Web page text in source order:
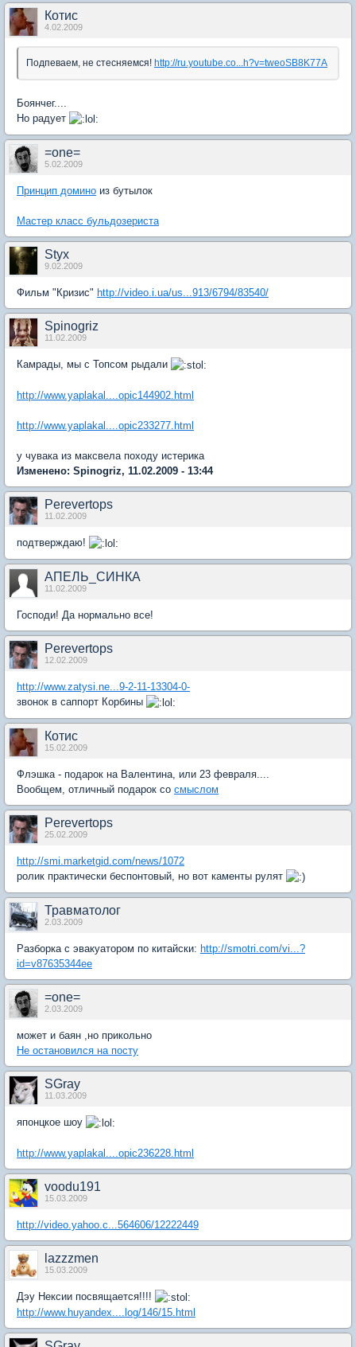
Котис
4.02.2009
Подпеваем, не стесняемся! http://ru.youtube.co...h?v=tweoSB8K77A
Боянчег....
Но радует
=one=
5.02.2009
Принцип домино из бутылок
Мастер класс бульдозериста
Styx
9.02.2009
Фильм "Кризис" http://video.i.ua/us...913/6794/83540/
Spinogriz
11.02.2009
Камрады, мы с Топсом рыдали
http://www.yaplakal....opic144902.html
http://www.yaplakal....opic233277.html
у чувака из максвела походу истерика
Изменено: Spinogriz, 11.02.2009 - 13:44
Perevertops
11.02.2009
подтверждаю!
АПЕЛЬ_СИНКА
11.02.2009
Господи! Да нормально все!
Perevertops
12.02.2009
http://www.zatysi.ne...9-2-11-13304-0-
звонок в саппорт Корбины
Котис
15.02.2009
Флэшка - подарок на Валентина, или 23 февраля....
Вообщем, отличный подарок со смыслом
Perevertops
25.02.2009
http://smi.marketgid.com/news/1072
ролик практически беспонтовый, но вот каменты рулят
Травматолог
2.03.2009
Разборка с эвакуатором по китайски: http://smotri.com/vi...?
id=v87635344ee
=one=
2.03.2009
может и баян ,но прикольно
Не остановился на посту
SGray
11.03.2009
японцкое шоу
http://www.yaplakal....opic236228.html
voodu191
15.03.2009
http://video.yahoo.c...564606/12222449
lazzzmen
15.03.2009
Дэу Нексии посвящается!!!!
http://www.huyandex....log/146/15.html